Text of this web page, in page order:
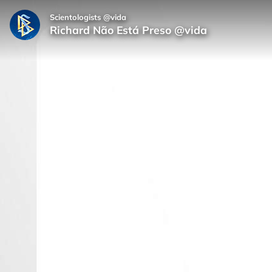
Scientologists @vida
Richard Não Está Preso @vida